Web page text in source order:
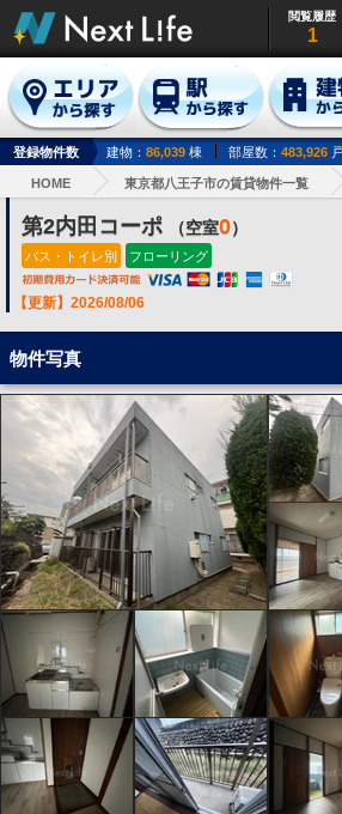
閲覧履歴
1
登録物件数 建物： 86,039 棟 部屋数： 483,926 戸
HOME 東京都八王子市の賃貸物件一覧
第2内田コーポ （空室0）
バス・トイレ別 フローリング
【更新】2026/08/06
物件写真